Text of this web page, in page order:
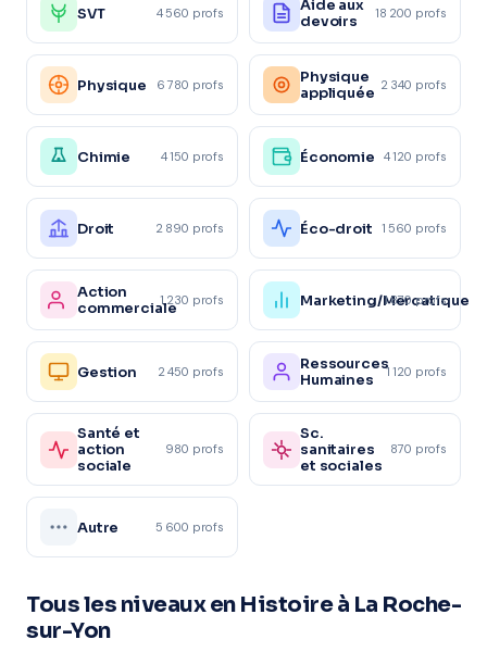
SVT 4 560 profs
Aide aux
devoirs
18 200 profs
Physique 6 780 profs
Physique
appliquée 2 340 profs
Chimie 4 150 profs Économie 4 120 profs
Droit 2 890 profs Éco-droit 1 560 profs
Action
commerciale1 230 profs Marketing/Mercatique
1 870 profs
Gestion 2 450 profs
Ressources
Humaines
1 120 profs
Santé et
action
sociale
980 profs
Sc.
sanitaires
et sociales
870 profs
Autre 5 600 profs
Tous les niveaux en Histoire à La Roche-
sur-Yon